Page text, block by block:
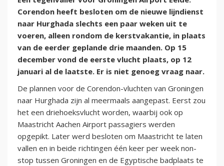
Corendon heeft besloten om de nieuwe lijndienst
naar Hurghada slechts een paar weken uit te
voeren, alleen rondom de kerstvakantie, in plaats
van de eerder geplande drie maanden. Op 15
december vond de eerste vlucht plaats, op 12
januari al de laatste. Er is niet genoeg vraag naar.
De plannen voor de Corendon-vluchten van Groningen
naar Hurghada zijn al meermaals aangepast. Eerst zou
het een driehoeksvlucht worden, waarbij ook op
Maastricht Aachen Airport passagiers werden
opgepikt. Later werd besloten om Maastricht te laten
vallen en in beide richtingen één keer per week non-
stop tussen Groningen en de Egyptische badplaats te